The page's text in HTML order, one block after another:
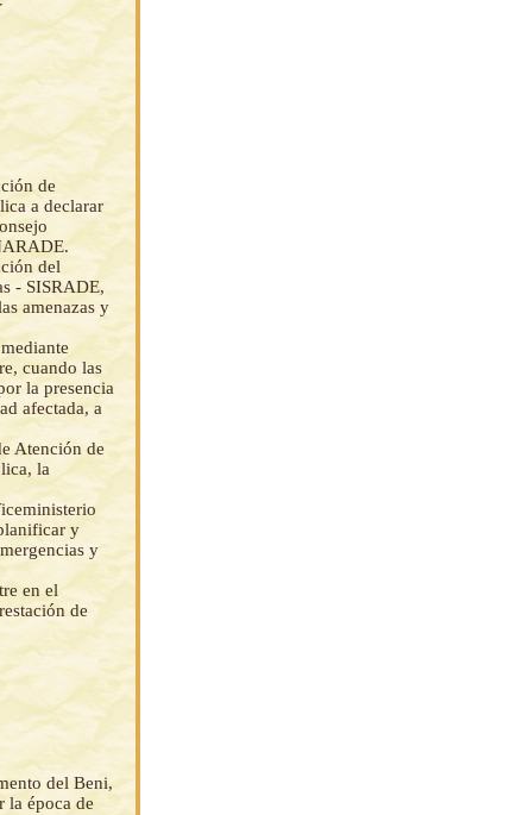
de
a declarar
del
- SISRADE,
amenazas y
cuando las
la presencia
afectada, a
Atención de
la
y
y
en el
de
del Beni,
la época de